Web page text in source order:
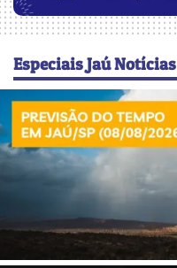
Especiais Jaú Notícias